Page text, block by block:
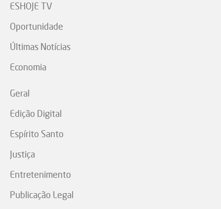
ESHOJE TV
Oportunidade
Últimas Notícias
Economia
Geral
Edição Digital
Espírito Santo
Justiça
Entretenimento
Publicação Legal